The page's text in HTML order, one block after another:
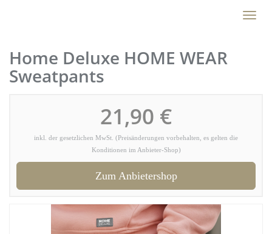
Toggle
Home Deluxe HOME WEAR
Sweatpants
21,90 €
inkl. der gesetzlichen MwSt. (Preisänderungen vorbehalten, es gelten die
Konditionen im Anbieter-Shop)
Zum Anbietershop